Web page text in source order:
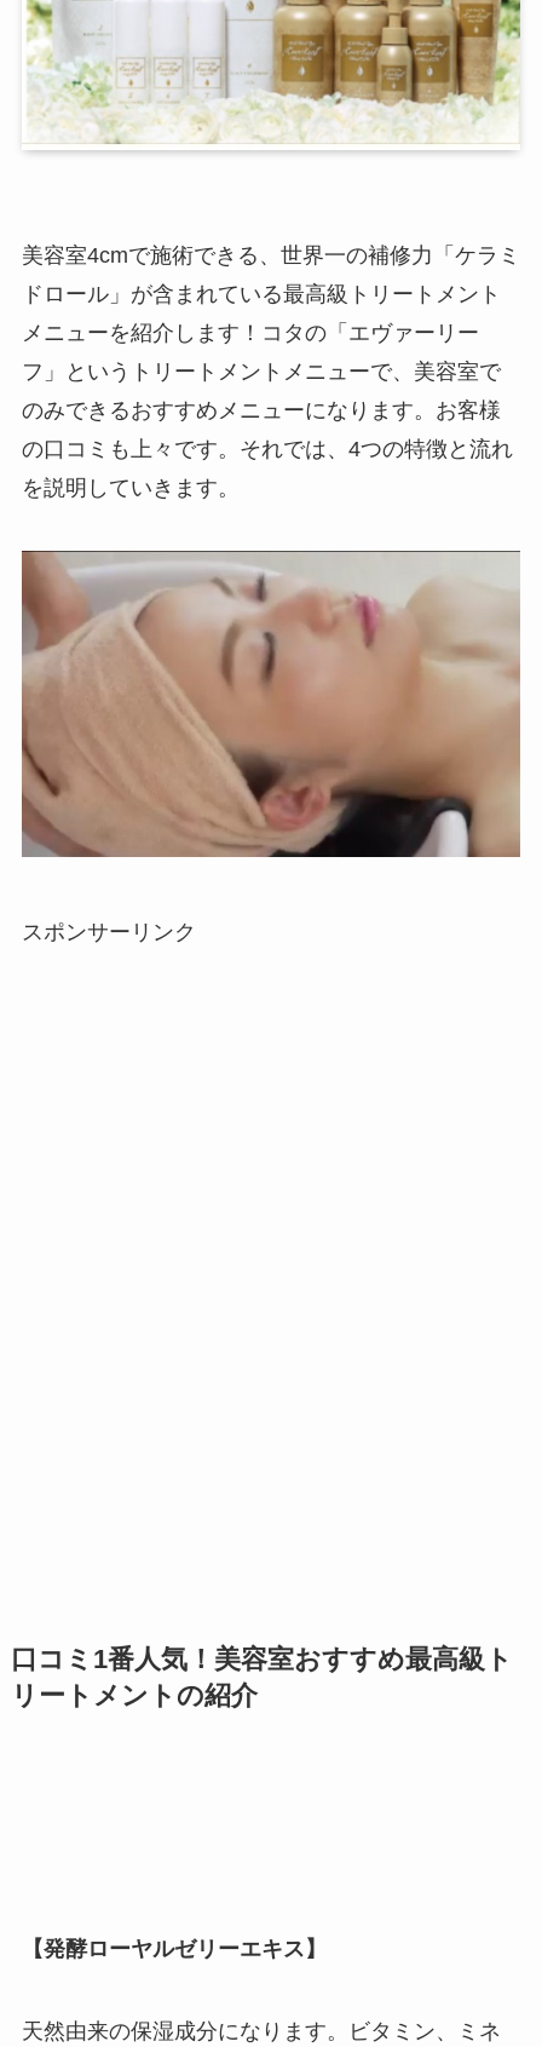
美容室4cmで施術できる、世界一の補修力「ケラミ
ドロール」が含まれている最高級トリートメント
メニューを紹介します！コタの「エヴァーリー
フ」というトリートメントメニューで、美容室で
のみできるおすすめメニューになります。お客様
の口コミも上々です。それでは、4つの特徴と流れ
を説明していきます。
スポンサーリンク
口コミ1番人気！美容室おすすめ最高級ト
リートメントの紹介
【発酵ローヤルゼリーエキス】
天然由来の保湿成分になります。ビタミン、ミネ